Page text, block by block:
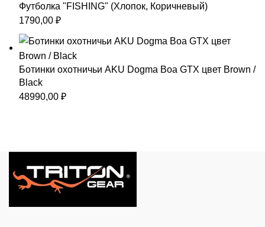
Футболка "FISHING" (Хлопок, Коричневый)
1790,00 ₽
Ботинки охотничьи AKU Dogma Boa GTX цвет Brown /
Black
48990,00 ₽